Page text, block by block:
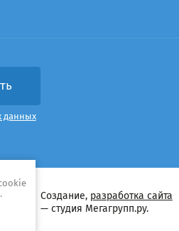
. Создание, разработка сайта
— студия Мегагрупп.ру.
данных